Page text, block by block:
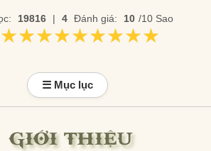
19816 | 4 Đánh giá: 10 /10 Sao
☰ Mục lục
GIỚI THIỆU